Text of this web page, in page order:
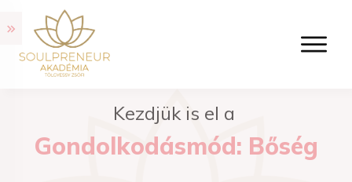
Kezdjük is el a
Gondolkodásmód: Bőség